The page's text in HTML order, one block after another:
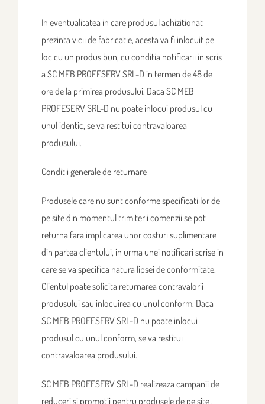
In eventualitatea in care produsul achizitionat
prezinta vicii de fabricatie, acesta va fi inlocuit pe
loc cu un produs bun, cu conditia notificarii in scris
a SC MEB PROFESERV SRL-D in termen de 48 de
ore de la primirea produsului. Daca SC MEB
PROFESERV SRL-D nu poate inlocui produsul cu
unul identic, se va restitui contravaloarea
produsului.
Conditii generale de returnare
Produsele care nu sunt conforme specificatiilor de
pe site din momentul trimiterii comenzii se pot
returna fara implicarea unor costuri suplimentare
din partea clientului, in urma unei notificari scrise in
care se va specifica natura lipsei de conformitate.
Clientul poate solicita returnarea contravalorii
produsului sau inlocuirea cu unul conform. Daca
SC MEB PROFESERV SRL-D nu poate inlocui
produsul cu unul conform, se va restitui
contravaloarea produsului.
SC MEB PROFESERV SRL-D realizeaza campanii de
reduceri si promotii pentru produsele de pe site .